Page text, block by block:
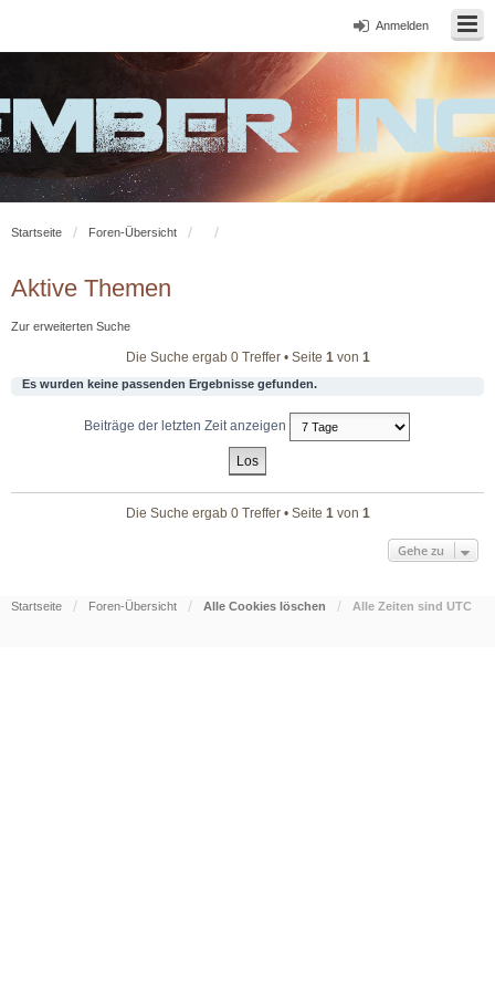
Anmelden
Startseite Foren-Übersicht
Aktive Themen
Zur erweiterten Suche
Die Suche ergab 0 Treffer • Seite 1von 1
Es wurden keine passenden Ergebnisse gefunden.
Beiträge der letzten Zeit anzeigen
Die Suche ergab 0 Treffer • Seite 1von 1
Gehe zu
Startseite Foren-Übersicht Alle Cookies löschen Alle Zeiten sind UTC